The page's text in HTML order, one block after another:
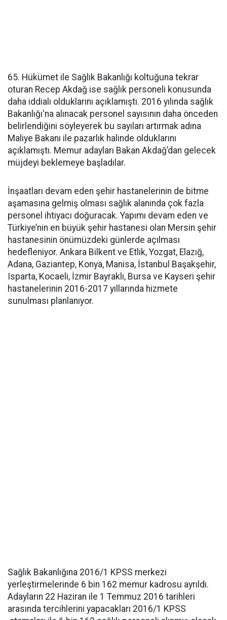
65. Hükümet ile Sağlık Bakanlığı koltuğuna tekrar
oturan Recep Akdağ ise sağlık personeli konusunda
daha iddialı olduklarını açıklamıştı. 2016 yılında sağlık
Bakanlığı'na alınacak personel sayısının daha önceden
belirlendiğini söyleyerek bu sayıları artırmak adına
Maliye Bakanı ile pazarlık halinde olduklarını
açıklamıştı. Memur adayları Bakan Akdağ’dan gelecek
müjdeyi beklemeye başladılar.
İnşaatları devam eden şehir hastanelerinin de bitme
aşamasına gelmiş olması sağlık alanında çok fazla
personel ihtiyacı doğuracak. Yapımı devam eden ve
Türkiye’nin en büyük şehir hastanesi olan Mersin şehir
hastanesinin önümüzdeki günlerde açılması
hedefleniyor. Ankara Bilkent ve Etlik, Yozgat, Elazığ,
Adana, Gaziantep, Konya, Manisa, İstanbul Başakşehir,
Isparta, Kocaeli, İzmir Bayraklı, Bursa ve Kayseri şehir
hastanelerinin 2016-2017 yıllarında hizmete
sunulması planlanıyor.
Sağlık Bakanlığına 2016/1 KPSS merkezi
yerleştirmelerinde 6 bin 162 memur kadrosu ayrıldı.
Adayların 22 Haziran ile 1 Temmuz 2016 tarihleri
arasında tercihlerini yapacakları 2016/1 KPSS